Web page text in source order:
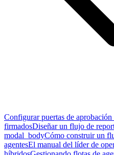
Configurar puertas de
firmadosDiseñar un flujo de
modal_bodyCómo construir un
agentesEl manual del líder de